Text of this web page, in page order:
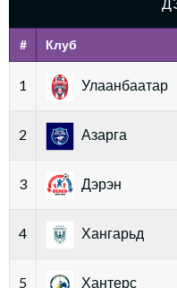
# Клуб
1 Улаанбаатар
2 Азарга
3 Дэрэн
4 Хангарьд
5 Хантерс